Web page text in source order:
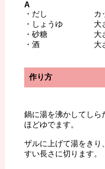
A
・だし カッ
・しょうゆ 大さ
・砂糖 大さ
・酒 大さ
作り方
鍋に湯を沸かしてしら
ほどゆでます。
ザルに上げて湯をきり
すい長さに切ります。